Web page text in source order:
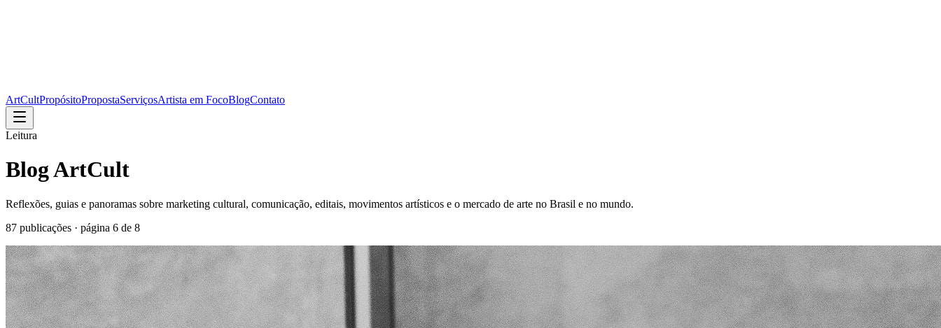
ArtCultPropósitoPropostaServiçosArtista em FocoBlogContato
Leitura
Blog ArtCult
Reflexões, guias e panoramas sobre marketing cultural, comunicação, editais, movimentos artísticos e o mercado de arte no Brasil e no mundo.
87 publicações · página 6 de 8